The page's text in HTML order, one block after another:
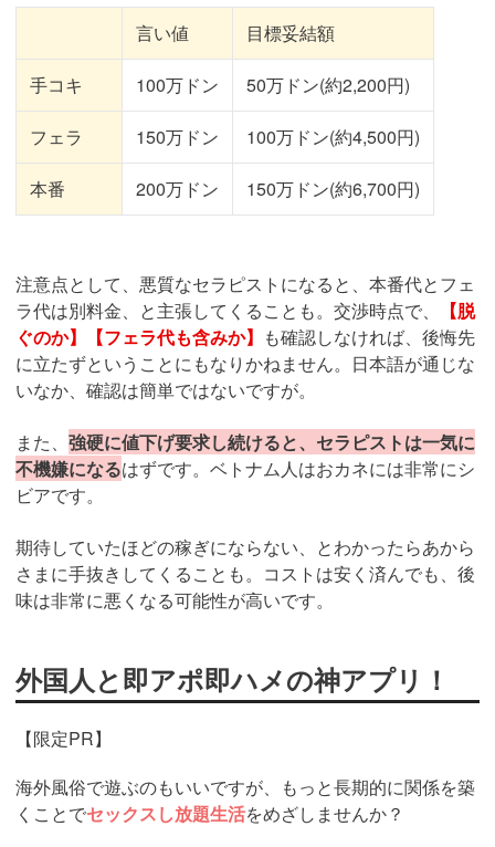
言い値 目標妥結額
手コキ 100万ドン 50万ドン(約2,200円)
フェラ 150万ドン 100万ドン(約4,500円)
本番 200万ドン 150万ドン(約6,700円)
注意点として、悪質なセラピストになると、本番代とフェ
ラ代は別料金、と主張してくることも。交渉時点で、
【脱
ぐのか】【フェラ代も含みか】 も確認しなければ、後悔先
に立たずということにもなりかねません。日本語が通じな
いなか、確認は簡単ではないですが。
また、 強硬に値下げ要求し続けると、セラピストは一気に
不機嫌になるはずです。ベトナム人はおカネには非常にシ
ビアです。
期待していたほどの稼ぎにならない、とわかったらあから
さまに手抜きしてくることも。コストは安く済んでも、後
味は非常に悪くなる可能性が高いです。
外国人と即アポ即ハメの神アプリ！
【限定PR】
海外風俗で遊ぶのもいいですが、もっと長期的に関係を築
くことでセックスし放題生活をめざしませんか？